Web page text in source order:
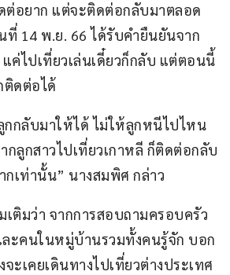
อยาก แต่จะติดต่อกลับมาตลอด
ที่ 14 พ.ย. 66 ได้รับคำยืนยันจาก
ค่ไปเที่ยวเล่นเดี๋ยวก็กลับ แต่ตอนนี้
ติดต่อได้
กกลับมาให้ได้ ไม่ให้ลูกหนีไปไหน
ลูกสาวไปเที่ยวเกาหลี ก็ติดต่อกลับ
เท่านั้น” นางสมพิศ กล่าว
เติมว่า จากการสอบถามครอบครัว
ะคนในหมู่บ้านรวมทั้งคนรู้จัก บอก
ะเคยเดินทางไปเที่ยวต่างประเทศ